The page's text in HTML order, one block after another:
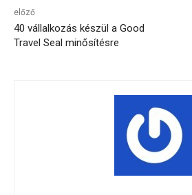
előző
40 vállalkozás készül a Good
Travel Seal minősítésre